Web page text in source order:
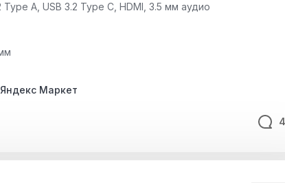
A, USB 3.2 Type C, HDMI, 3.5 мм аудио
Яндекс Маркет
4